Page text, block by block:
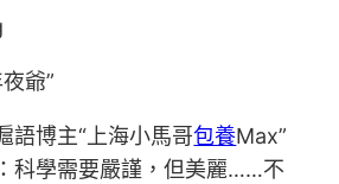
爺”
博主“上海小馬哥包養Max”
科學需要嚴謹，但美麗……不